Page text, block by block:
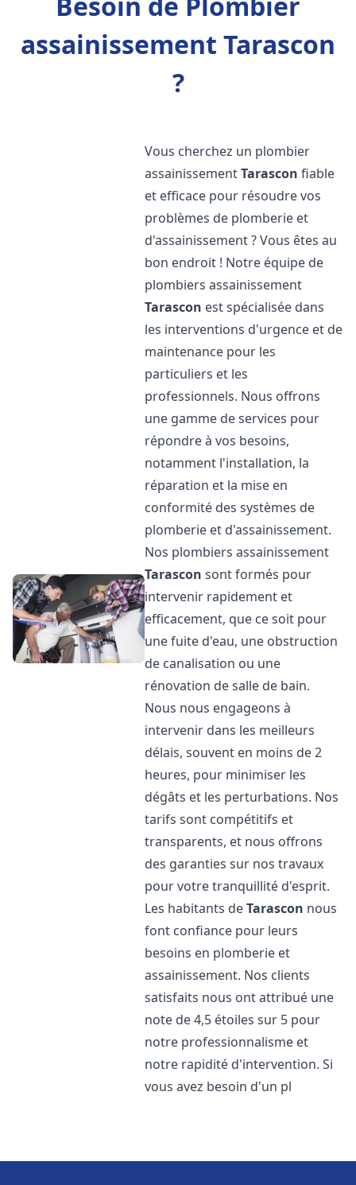
assainissement Tarascon
?
Vous cherchez un plombier
assainissementTarascon fiable
et efficace pour résoudre vos
problèmes de plomberie et
d'assainissement ? Vous êtes au
bon endroit ! Notre équipe de
plombiers assainissement
Tarascon est spécialisée dans
les interventions d'urgence et de
maintenance pour les
particuliers et les
professionnels. Nous offrons
une gamme de services pour
répondre à vos besoins,
notamment l'installation, la
réparation et la mise en
conformité des systèmes de
plomberie et d'assainissement.
Nos plombiers assainissement
Tarascon sont formés pour
intervenir rapidement et
efficacement, que ce soit pour
une fuite d'eau, une obstruction
de canalisation ou une
rénovation de salle de bain.
Nous nous engageons à
intervenir dans les meilleurs
délais, souvent en moins de 2
heures, pour minimiser les
dégâts et les perturbations. Nos
tarifs sont compétitifs et
transparents, et nous offrons
des garanties sur nos travaux
pour votre tranquillité d'esprit.
Les habitants deTarascon nous
font confiance pour leurs
besoins en plomberie et
assainissement. Nos clients
satisfaits nous ont attribué une
note de 4,5 étoiles sur 5 pour
notre professionnalisme et
notre rapidité d'intervention. Si
vous avez besoin d'un pl